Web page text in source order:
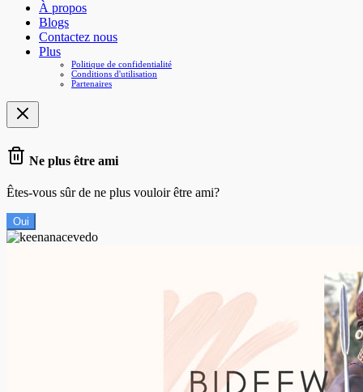
À propos
Blogs
Contactez nous
Plus
Politique de confidentialité
Conditions d'utilisation
Partenaires
Ne plus être ami
Êtes-vous sûr de ne plus vouloir être ami?
Oui